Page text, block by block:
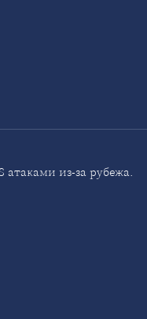
из-за рубежа.